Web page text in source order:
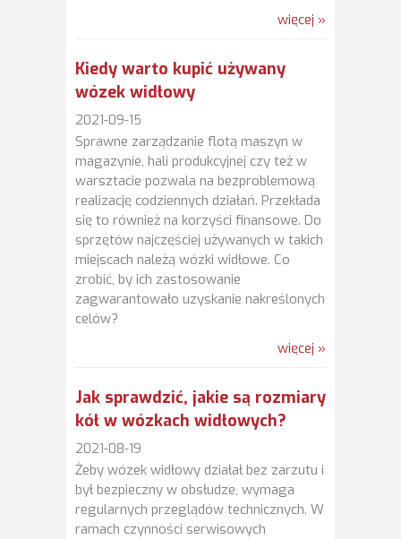
więcej »
Kiedy warto kupić używany
wózek widłowy
2021-09-15
Sprawne zarządzanie flotą maszyn w
magazynie, hali produkcyjnej czy też w
warsztacie pozwala na bezproblemową
realizację codziennych działań. Przekłada
się to również na korzyści finansowe. Do
sprzętów najczęściej używanych w takich
miejscach należą wózki widłowe. Co
zrobić, by ich zastosowanie
zagwarantowało uzyskanie nakreślonych
celów?
więcej »
Jak sprawdzić, jakie są rozmiary
kół w wózkach widłowych?
2021-08-19
Żeby wózek widłowy działał bez zarzutu i
był bezpieczny w obsłudze, wymaga
regularnych przeglądów technicznych. W
ramach czynności serwisowych